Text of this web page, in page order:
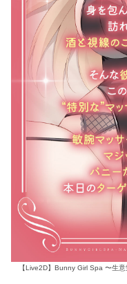
【Live2D】Bunny Girl Spa 〜生